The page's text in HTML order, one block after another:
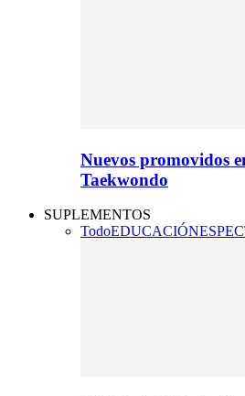
Nuevos promovidos
Taekwondo
SUPLEMENTOS
TodoEDUCACIÓN